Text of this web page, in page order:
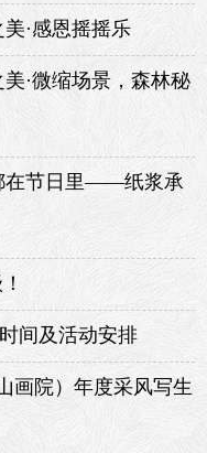
·感恩摇摇乐
·微缩场景，森林秘
在节日里——纸浆承
间及活动安排
院）年度采风写生